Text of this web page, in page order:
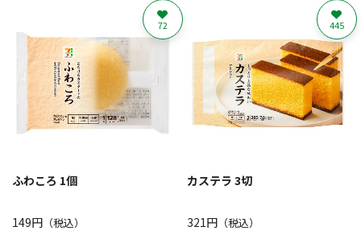
ふわころ 1個
149円 （税込）
72
カステラ 3切
321円（税込）
445